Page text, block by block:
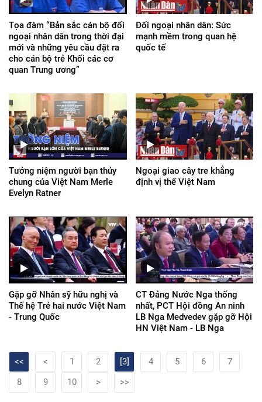
Tọa đàm “Bản sắc cán bộ đối
ngoại nhân dân trong thời đại
mới và những yêu cầu đặt ra
cho cán bộ trẻ Khối các cơ
quan Trung ương”
Đối ngoại nhân dân: Sức
mạnh mềm trong quan hệ
quốc tế
Tưởng niệm người bạn thủy
chung của Việt Nam Merle
Evelyn Ratner
Ngoại giao cây tre khẳng
định vị thế Việt Nam
Gặp gỡ Nhân sỹ hữu nghị và
Thế hệ Trẻ hai nước Việt Nam
- Trung Quốc
CT Đảng Nước Nga thống
nhất, PCT Hội đồng An ninh
LB Nga Medvedev gặp gỡ Hội
HN Việt Nam - LB Nga
<< < 1 2 [3] 4 5 6
7
8
9 10 > >>